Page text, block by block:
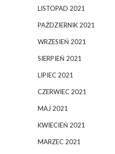
LISTOPAD 2021
PAŹDZIERNIK 2021
WRZESIEŃ 2021
SIERPIEŃ 2021
LIPIEC 2021
CZERWIEC 2021
MAJ 2021
KWIECIEŃ 2021
MARZEC 2021